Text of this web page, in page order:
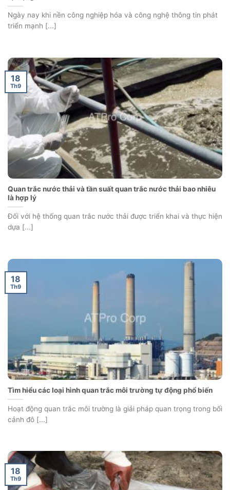
Ngày nay khi nền công nghiệp hóa và công nghệ thông tin phát
triển mạnh [...]
Quan trắc nước thải và tần suất quan trắc nước thải bao nhiêu
là hợp lý
Đối với hệ thống quan trắc nước thải được triển khai và thực hiện
dựa [...]
18
Th9
Tìm hiểu các loại hình quan trắc môi trường tự động phổ biến
Hoạt động quan trắc môi trường là giải pháp quan trọng trong bối
cảnh đô [...]
18
Th9
18
Th9